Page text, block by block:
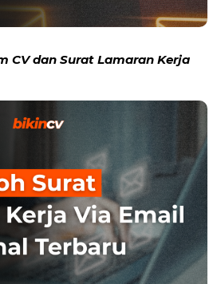
CV dan Surat Lamaran Kerja